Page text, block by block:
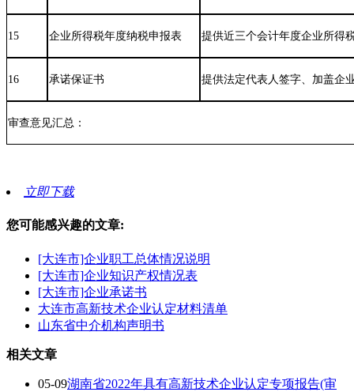
15 企业所得税年度纳税申报表 提供近三个会计年度企业所得
16 承诺保证书 提供法定代表人签字、加盖企
审查意见汇总：
立即下载
您可能感兴趣的文章:
[大连市]企业职工总体情况说明
[大连市]企业知识产权情况表
[大连市]企业承诺书
大连市高新技术企业认定材料清单
山东省中介机构声明书
相关文章
05-09湖南省2022年具有高新技术企业认定专项报告(审